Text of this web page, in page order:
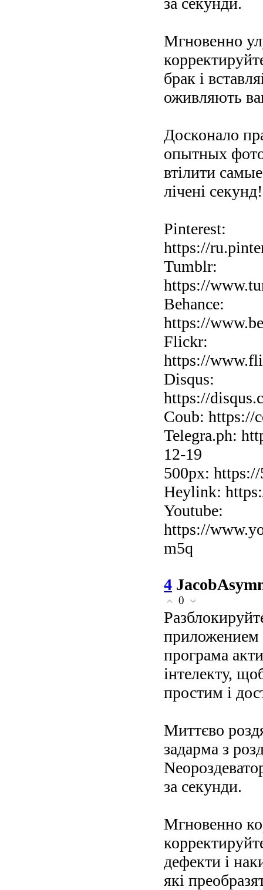
Мгновенно
брак і
оживляють
Досконало
опытных
втілити
лічені секунд!
Pinterest:
https://
Tumblr:
https://
Behance:
https://
Flickr:
https://
Disqus:
https://
Coub: https://
Telegra.ph:
12-19
500px:
Heylink:
Youtube:
https://
m5q
4
0
приложением
програма
інтелекту,
простим і
Миттєво
задарма з
за секунди.
Мгновенно
дефекти і
які